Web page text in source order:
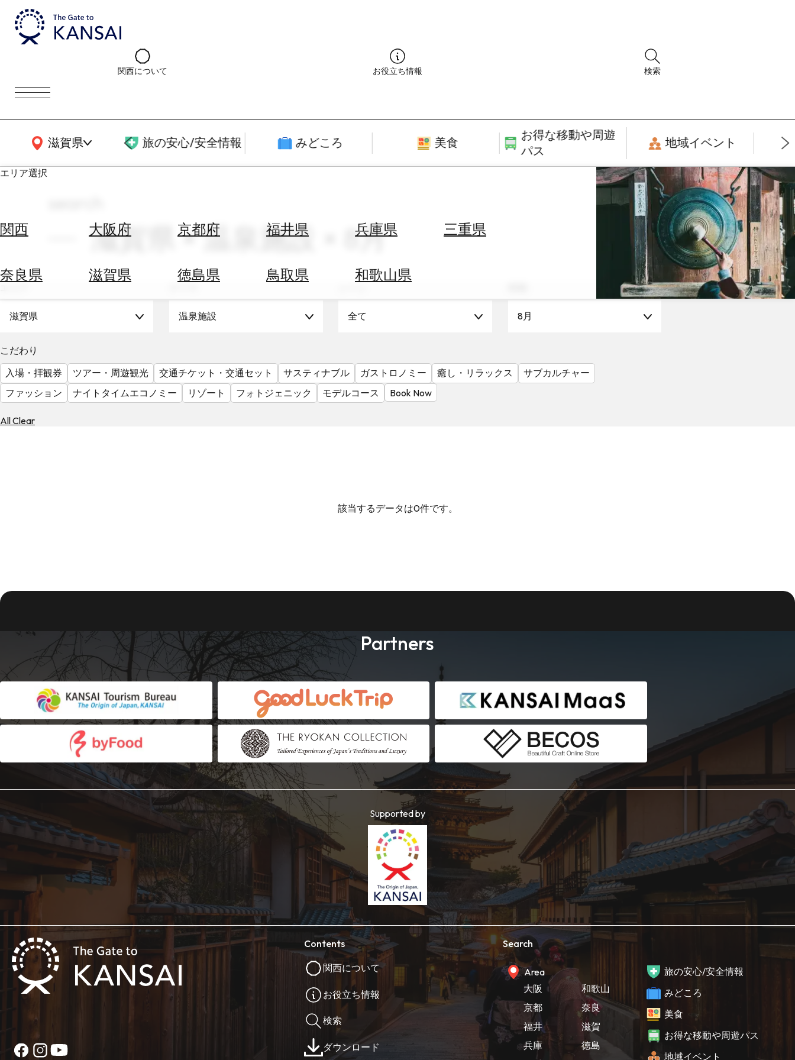
関西について お役立ち情報 検索
滋賀県
関西広域MAP 旅の安心/安全情報 みどころ 美食
お得な移動や周遊
パス
地域イベント
エリア選択
関西 大阪府 京都府 福井県 兵庫県 三重県
奈良県 滋賀県 徳島県 鳥取県 和歌山県
ホ
す
替
を
調
べ
天
滋賀県 × 温泉施設 × 8月
滋賀県 温泉施設 全て 8月
こだわり
入場・拝観券
ツアー・周遊観光 交通チケット・交通セット サスティナブル ガストロノミー 癒し・リラックス
サブカルチャー
ファッション
ナイトタイムエコノミー リゾート フォトジェニック モデルコース Book Now
All Clear
該当するデータは0件です。
Partners
Supported by
Contents
関西について
お役立ち情報
検索
ダウンロード
Search
Area
大阪
京都
福井
兵庫
和歌山
奈良
滋賀
徳島
旅の安心/安全情報
みどころ
美食
お得な移動や周遊パス
地域イベント